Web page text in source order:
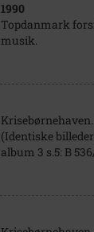
1990
Topdanmark
musik.
(Identiske
album 3 s.5: B